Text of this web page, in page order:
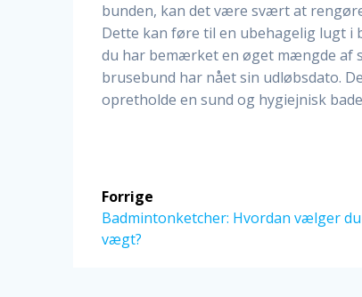
bunden, kan det være svært at
Dette kan føre til en ubehagelig lugt
du har bemærket en øget mængde af
brusebund har nået sin udløbsdato.
opretholde en sund og hygiejnisk
Indlægsnavigation
Forrige
Forrige
indlæg:
Badmintonketcher: Hvordan vælger
vægt?